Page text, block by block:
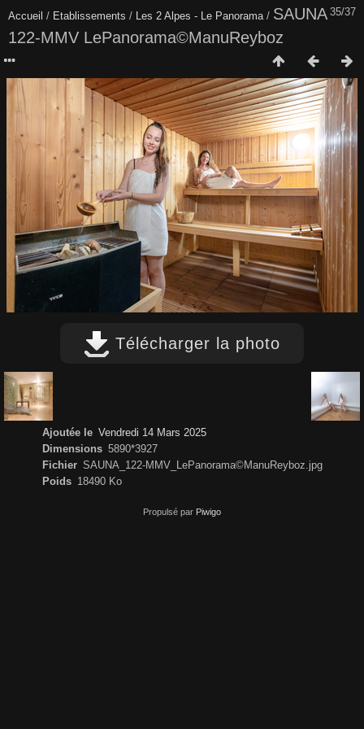
35/37
Accueil / Etablissements / Les 2 Alpes - Le Panorama/ SAUNA
122-MMV LePanorama©ManuReyboz
Télécharger la photo
Ajoutée le Vendredi 14 Mars 2025
Dimensions 5890*3927
Fichier SAUNA_122-MMV_LePanorama©ManuReyboz.jpg
Poids 18490 Ko
Propulsé par Piwigo